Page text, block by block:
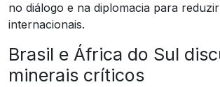
no diálogo e na diplomacia para
internacionais.
Brasil e África do Sul
minerais críticos